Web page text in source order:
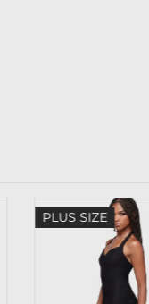
PLUS SIZE